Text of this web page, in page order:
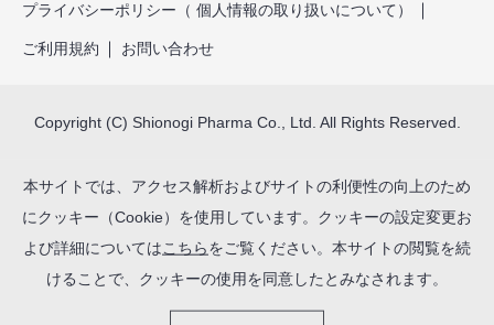
プライバシーポリシー（ 個人情報の取り扱いについて）
ご利用規約 お問い合わせ
Copyright (C) Shionogi Pharma Co., Ltd. All Rights Reserved.
本サイトでは、アクセス解析およびサイトの利便性の向上のため
にクッキー（Cookie）を使用しています。クッキーの設定変更お
よび詳細についてはこちらをご覧ください。本サイトの閲覧を続
けることで、クッキーの使用を同意したとみなされます。